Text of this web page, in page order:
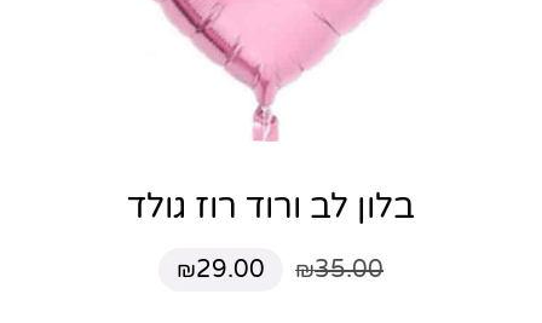
בלון לב ורוד רוז גולד
₪35.00
₪29.00